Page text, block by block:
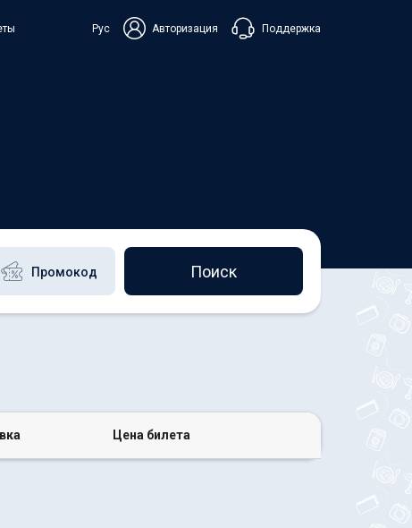
Рус Авторизация Поддержка
Чат в Messenger
Поиск
Цена билета